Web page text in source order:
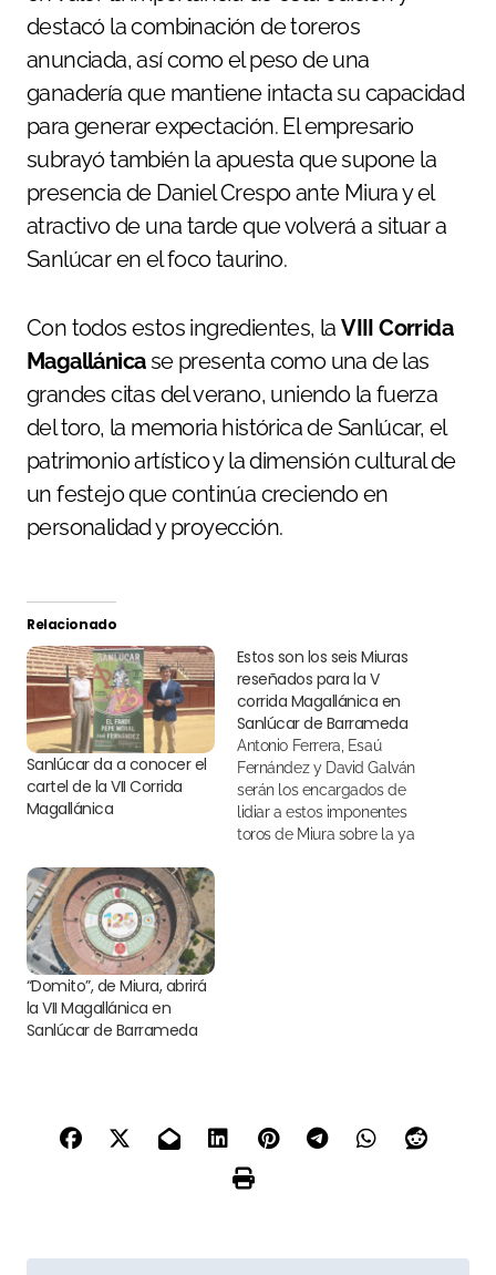
destacó la combinación de toreros
anunciada, así como el peso de una
ganadería que mantiene intacta su capacidad
para generar expectación. El empresario
subrayó también la apuesta que supone la
presencia de Daniel Crespo ante Miura y el
atractivo de una tarde que volverá a situar a
Sanlúcar en el foco taurino.
Con todos estos ingredientes, laVIII Corrida
Magallánicase presenta como una de las
grandes citas del verano, uniendo la fuerza
del toro, la memoria histórica de Sanlúcar, el
patrimonio artístico y la dimensión cultural de
un festejo que continúa creciendo en
personalidad y proyección.
Relacionado
Sanlúcar da a conocer el
cartel de la VII Corrida
Magallánica
Estos son los seis Miuras
reseñados para la V
corrida Magallánica en
Sanlúcar de Barrameda
Antonio Ferrera, Esaú
Fernández y David Galván
serán los encargados de
lidiar a estos imponentes
toros de Miura sobre la ya
“Domito”, de Miura, abrirá
la VII Magallánica en
Sanlúcar de Barrameda